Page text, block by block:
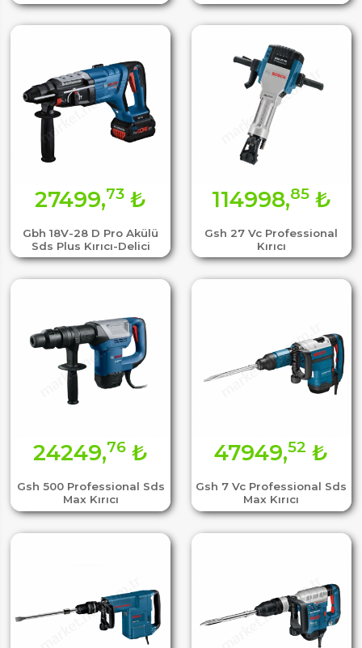
Gbh 18V-28 D Pro Akülü
Sds Plus Kırıcı-Delici
27499,73 ₺
Gsh 27 Vc Professional
Kırıcı
114998,85₺
Gsh 500 Professional Sds
Max Kırıcı
24249,76 ₺
Gsh 7 Vc Professional Sds
Max Kırıcı
47949,52 ₺